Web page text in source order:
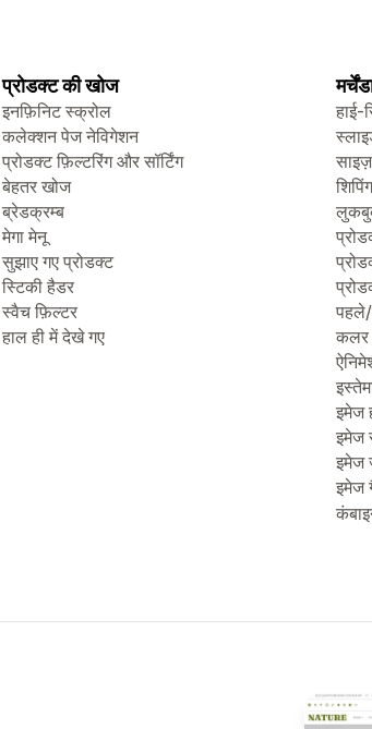
प्रोडक्ट की खोज
इनफ़िनिट स्क्रोल
कलेक्शन पेज नेविगेशन
प्रोडक्ट फ़िल्टरिंग और सॉर्टिंग
बेहतर खोज
ब्रेडक्रम्ब
मेगा मेनू
सुझाए गए प्रोडक्ट
स्टिकी हैडर
स्वैच फ़िल्टर
हाल ही में देखे गए
हाई-
साइज़
पहले/
कलर
इमेज
इमेज
इमेज
इमेज